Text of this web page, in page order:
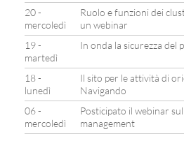
20 -
mercoledì
Ruolo e funzioni dei
un webinar
19 -
martedì
In onda la sicurezza del
18 -
lunedì
Il sito per le attività di
Navigando
06 -
mercoledì
Posticipato il webinar
management